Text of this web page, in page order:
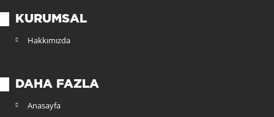
KURUMSAL
Hakkımızda
DAHA FAZLA
Anasayfa